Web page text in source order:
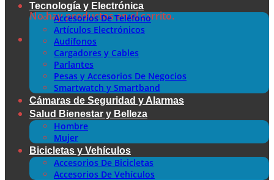
No hay productos en el carrito.
Tecnología y Electrónica
Accesorios De Teléfono
Artículos Electrónicos
Audífonos
Cargadores y Cables
Parlantes
Pesas y Accesorios De Negocios
Smartwatch y Smartband
Cámaras de Seguridad y Alarmas
Salud Bienestar y Belleza
Hombre
Mujer
Bicicletas y Vehículos
Accesorios De Bicicletas
Accesorios De Vehículos